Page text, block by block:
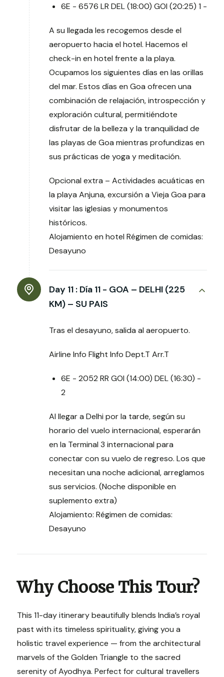
6E - 6576 LR DEL (18:00) GOI (20:25) 1 -
A su llegada les recogemos desde el
aeropuerto hacia el hotel. Hacemos el
check-in en hotel frente a la playa.
Ocupamos los siguientes días en las orillas
del mar. Estos días en Goa ofrecen una
combinación de relajación, introspección y
exploración cultural, permitiéndote
disfrutar de la belleza y la tranquilidad de
las playas de Goa mientras profundizas en
sus prácticas de yoga y meditación.
Opcional extra – Actividades acuáticas en
la playa Anjuna, excursión a Vieja Goa para
visitar las iglesias y monumentos
históricos.
Alojamiento en hotel Régimen de comidas:
Desayuno
Day 11 : Día 11 - GOA – DELHI (225
KM) – SU PAIS
Tras el desayuno, salida al aeropuerto.
Airline Info Flight Info Dept.T Arr.T
6E - 2052 RR GOI (14:00) DEL (16:30) -
2
Al llegar a Delhi por la tarde, según su
horario del vuelo internacional, esperarán
en la Terminal 3 internacional para
conectar con su vuelo de regreso. Los que
necesitan una noche adicional, arreglamos
sus servicios. (Noche disponible en
suplemento extra)
Alojamiento: Régimen de comidas:
Desayuno
Why Choose This Tour?
This 11-day itinerary beautifully blends India’s royal
past with its timeless spirituality, giving you a
holistic travel experience — from the architectural
marvels of the Golden Triangle to the sacred
serenity of Ayodhya. Perfect for cultural travellers